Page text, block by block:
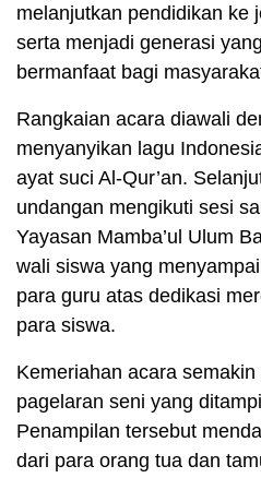
melanjutkan pendidikan ke
serta menjadi generasi
bermanfaat bagi
Rangkaian acara diawali
menyanyikan lagu
ayat suci Al-Qur’an.
undangan mengikuti sesi
Yayasan Mamba’ul Ulum
wali siswa yang
para guru atas dedikasi
para siswa.
Kemeriahan acara
pagelaran seni yang
Penampilan tersebut
dari para orang tua dan